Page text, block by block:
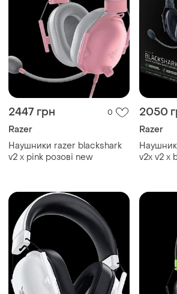
2447 грн 0
Razer
Наушники razer blackshark
v2 x pink розові new
2050
Razer
v2x v2 x